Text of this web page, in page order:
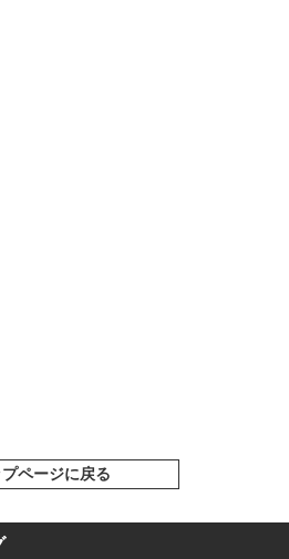
プページに戻る